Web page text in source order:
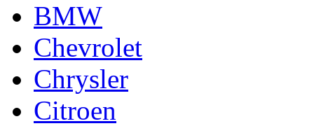
BMW
Chevrolet
Chrysler
Citroen